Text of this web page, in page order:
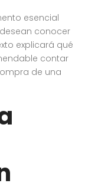
esencial
conocer
explicará qué
contar
de una